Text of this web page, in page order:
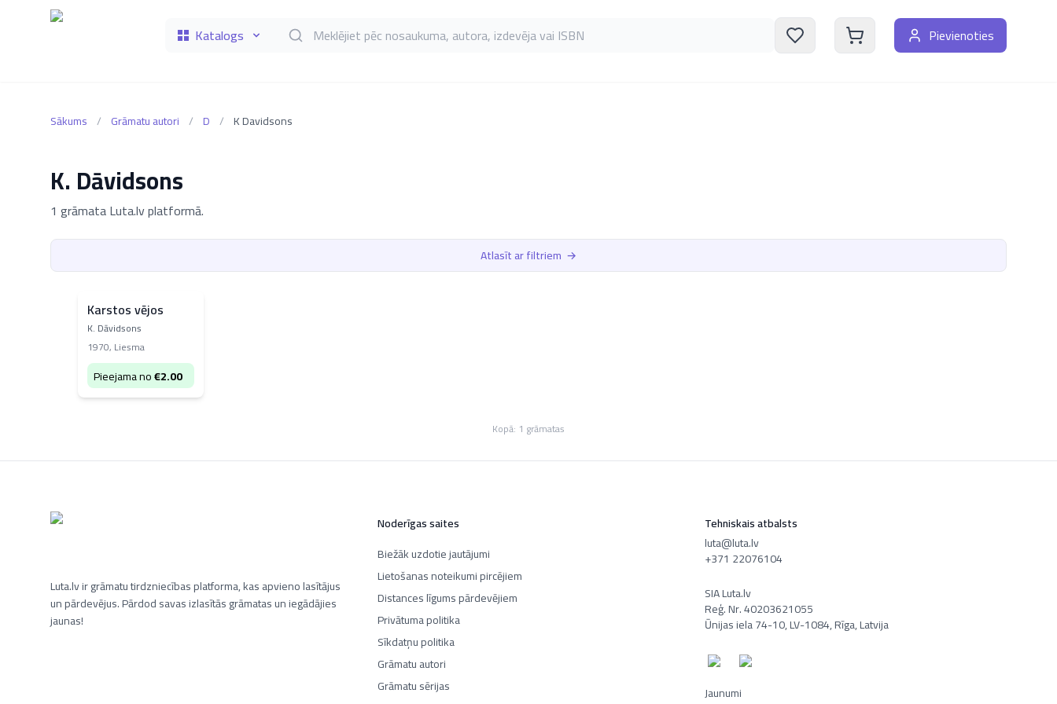
Katalogs Meklēt grāmatas pēc nosaukuma, autora, izdevēja vai ISBN Pievienoties
Sākums / Grāmatu autori / D / K Davidsons
K. Dāvidsons
1 grāmata Luta.lv platformā.
Atlasīt ar filtriem →
Karstos vējos
K. Dāvidsons
1970, Liesma
Pieejama no€2.00
Kopā: 1 grāmatas
Luta.lv ir grāmatu tirdzniecības platforma, kas apvieno lasītājus
un pārdevējus. Pārdod savas izlasītās grāmatas un iegādājies
jaunas!
Noderīgas saites
Biežāk uzdotie jautājumi
Lietošanas noteikumi pircējiem
Distances līgums pārdevējiem
Privātuma politika
Sīkdatņu politika
Grāmatu autori
Grāmatu sērijas
Tehniskais atbalsts
luta@luta.lv
+371 22076104
SIA Luta.lv
Reģ. Nr. 40203621055
Ūnijas iela 74-10, LV-1084, Rīga, Latvija
Jaunumi